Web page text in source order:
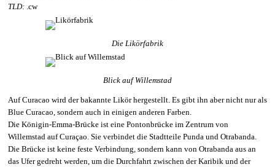
TLD: .cw
Die Likörfabrik
Blick auf Willemstad
Auf Curacao wird der bakannte Likör hergestellt. Es gibt ihn aber nicht nur als
Blue Curacao, sondern auch in einigen anderen Farben.
Die Königin-Emma-Brücke ist eine Pontonbrücke im Zentrum von
Willemstad auf Curaçao. Sie verbindet die Stadtteile Punda und Otrabanda.
Die Brücke ist keine feste Verbindung, sondern kann von Otrabanda aus an
das Ufer gedreht werden, um die Durchfahrt zwischen der Karibik und der